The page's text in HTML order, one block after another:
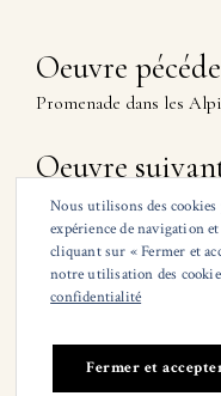
Navigation
de
l’article
Oeuvre
Promenade dans les
Oeuvre
Plage à Saint-Jean-de-Luz
adresse de contact
Nous utilisons des
expérience de navigation
cliquant sur « Fermer et
notre utilisation des
confidentialité